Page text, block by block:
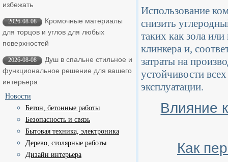
избежать
2026-08-08
Кромочные материалы
для торцов и углов для любых
поверхностей
2026-08-08
Душ в спальне стильное и
функциональное решение для вашего
интерьера
Новости
Бетон, бетонные работы
Безопасность и связь
Бытовая техника, электроника
Дерево, столярные работы
Дизайн интерьера
Использование
снизить
таких как зола
клинкера и,
затраты на
устойчивости
эксплуатации.
Влияние
Как